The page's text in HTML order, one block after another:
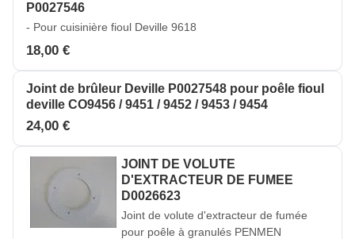
P0027546
- Pour cuisinière fioul Deville 9618
18,00 €
Joint de brûleur Deville P0027548 pour poêle fioul
deville CO9456 / 9451 / 9452 / 9453 / 9454
24,00 €
JOINT DE VOLUTE
D'EXTRACTEUR DE FUMEE
D0026623
Joint de volute d'extracteur de fumée
pour poêle à granulés PENMEN